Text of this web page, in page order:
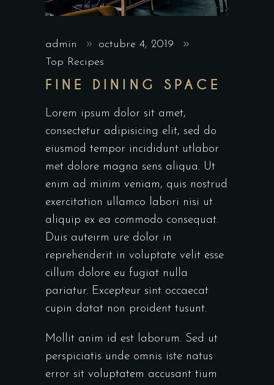
admin
octubre 4, 2019
Top Recipes
FINE DINING SPACE
Lorem ipsum dolor sit amet,
consectetur adipisicing elit, sed do
eiusmod tempor incididunt utlabor
met dolore magna sens aliqua. Ut
enim ad minim veniam, quis nostrud
exercitation ullamco labori nisi ut
aliquip ex ea commodo consequat.
Duis auteirm ure dolor in
reprehenderit in voluptate velit esse
cillum dolore eu fugiat nulla
pariatur. Excepteur sint occaecat
cupin datat non proident tusunt.
Mollit anim id est laborum. Sed ut
perspiciatis unde omnis iste natus
error sit voluptatem accusant tium